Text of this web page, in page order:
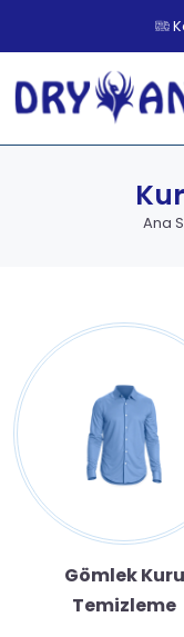
Ana
Gömlek Kuru
Temizleme